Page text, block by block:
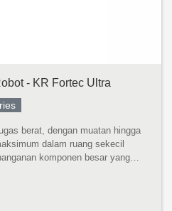
- KR Fortec Ultra
berat, dengan muatan hingga
dalam ruang sekecil
komponen besar yang